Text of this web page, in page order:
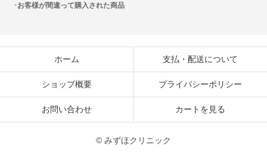
･お客様が間違って購入された商品
ホーム 支払・配送について
ショップ概要 プライバシーポリシー
お問い合わせ カートを見る
© みずほクリニック